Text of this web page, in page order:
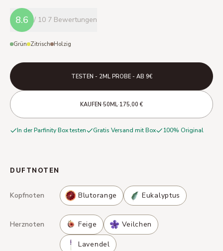
8.6 / 10 7 Bewertungen
Grün Zitrisch Holzig
TESTEN - 2ML PROBE - AB 9€
KAUFEN·50ML·175,00 €
In der Parfinity Box testen Gratis Versand mit Box 100% Original
DUFTNOTEN
Kopfnoten Blutorange Eukalyptus
Herznoten Feige Veilchen
Lavendel